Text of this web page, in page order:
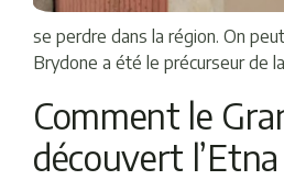
se perdre dans la région. On
Brydone a été le précurseur de
Comment le
découvert l’Etna